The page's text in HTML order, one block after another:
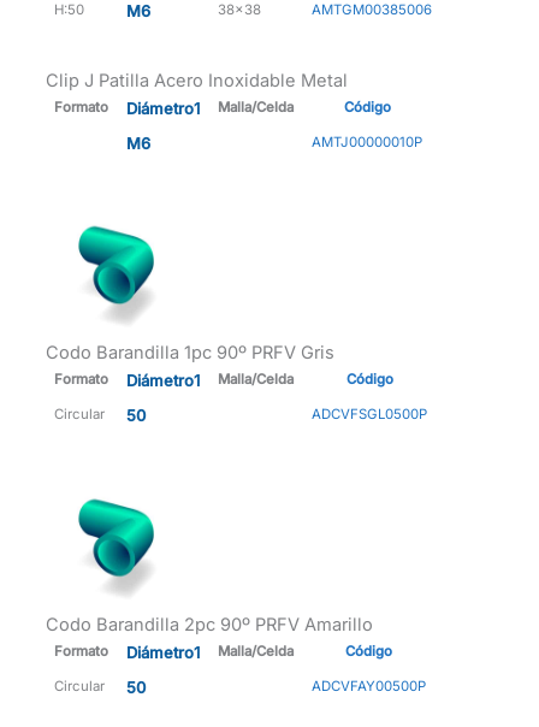
H:50 M6 38x38 AMTGM00385006
Clip J Patilla Acero Inoxidable Metal
Formato Diámetro1 Malla/Celda Código
M6 AMTJ00000010P
Codo Barandilla 1pc 90º PRFV Gris
Formato Diámetro1 Malla/Celda Código
Circular 50 ADCVFSGL0500P
Codo Barandilla 2pc 90º PRFV Amarillo
Formato Diámetro1 Malla/Celda Código
Circular 50 ADCVFAY00500P